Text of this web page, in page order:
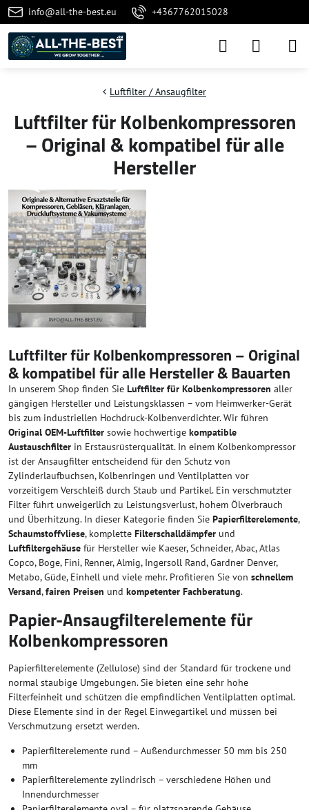
info@all-the-best.eu +4367762015028
Luftfilter / Ansaugfilter
Luftfilter für Kolbenkompressoren
– Original & kompatibel für alle
Hersteller
Luftfilter für Kolbenkompressoren – Original
& kompatibel für alle Hersteller & Bauarten
In unserem Shop finden Sie Luftfilter für Kolbenkompressoren aller
gängigen Hersteller und Leistungsklassen – vom Heimwerker-Gerät
bis zum industriellen Hochdruck-Kolbenverdichter. Wir führen
Original OEM-Luftfilter sowie hochwertige kompatible
Austauschfilter in Erstausrüsterqualität. In einem Kolbenkompressor
ist der Ansaugfilter entscheidend für den Schutz von
Zylinderlaufbuchsen, Kolbenringen und Ventilplatten vor
vorzeitigem Verschleiß durch Staub und Partikel. Ein verschmutzter
Filter führt unweigerlich zu Leistungsverlust, hohem Ölverbrauch
und Überhitzung. In dieser Kategorie finden Sie Papierfilterelemente,
Schaumstoffvliese, komplette Filterschalldämpfer und
Luftfiltergehäuse für Hersteller wie Kaeser, Schneider, Abac, Atlas
Copco, Boge, Fini, Renner, Almig, Ingersoll Rand, Gardner Denver,
Metabo, Güde, Einhell und viele mehr. Profitieren Sie von schnellem
Versand,fairen Preisen und kompetenter Fachberatung.
Papier-Ansaugfilterelemente für
Kolbenkompressoren
Papierfilterelemente (Zellulose) sind der Standard für trockene und
normal staubige Umgebungen. Sie bieten eine sehr hohe
Filterfeinheit und schützen die empfindlichen Ventilplatten optimal.
Diese Elemente sind in der Regel Einwegartikel und müssen bei
Verschmutzung ersetzt werden.
Papierfilterelemente rund – Außendurchmesser 50 mm bis 250
mm
Papierfilterelemente zylindrisch – verschiedene Höhen und
Innendurchmesser